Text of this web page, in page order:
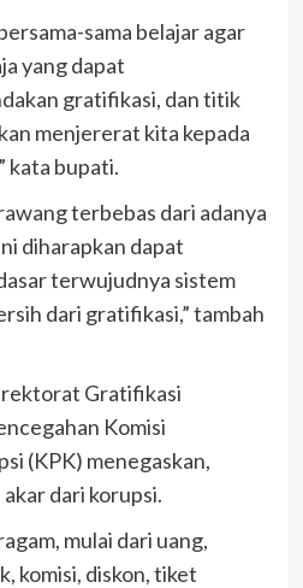
sama belajar agar
yang dapat
gratifikasi, dan titik
menjererat kita kepada
kata bupati.
terbebas dari adanya
diharapkan dapat
terwujudnya sistem
dari gratifikasi,” tambah
Gratifikasi
Komisi
(KPK) menegaskan,
dari korupsi.
mulai dari uang,
komisi, diskon, tiket